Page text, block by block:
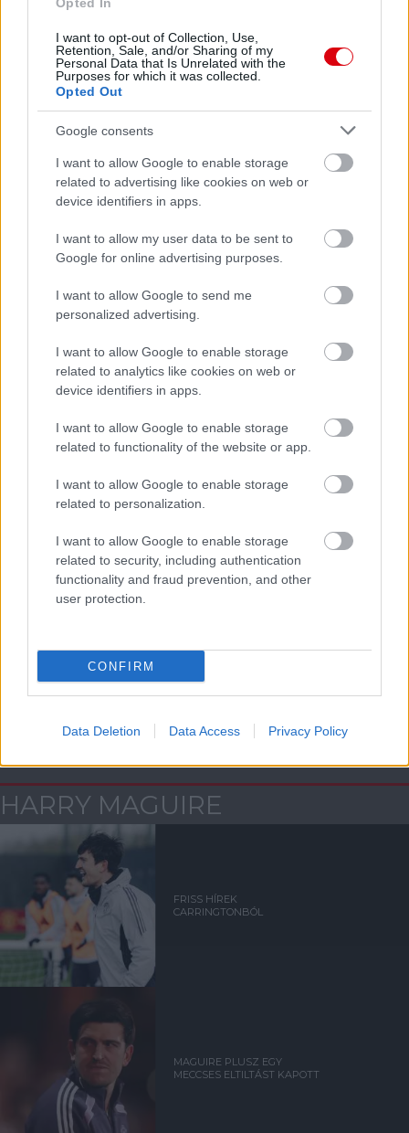
I want to opt-out of Collection, Use,
Retention, Sale, and/or Sharing of my
Personal Data that Is Unrelated with the
Purposes for which it was collected.
Opted Out
Google consents
I want to allow Google to enable storage
related to advertising like cookies on web or
device identifiers in apps.
I want to allow my user data to be sent to
Google for online advertising purposes.
I want to allow Google to send me
personalized advertising.
I want to allow Google to enable storage
related to analytics like cookies on web or
device identifiers in apps.
I want to allow Google to enable storage
related to functionality of the website or app.
I want to allow Google to enable storage
related to personalization.
I want to allow Google to enable storage
related to security, including authentication
functionality and fraud prevention, and other
user protection.
CONFIRM
Data Deletion Data Access Privacy Policy
Meccs Center
Paris Saint-Germainvs
Felkészülési szezon 4. mérkőzés
2026-08-08 17:00
Leeds UnitedvsManchester United
Támogasd adományoddal
a ManUtdFanatics.hu működését!
HARRY MAGUIRE
FRISS HÍREK
CARRINGTONBÓL
MAGUIRE PLUSZ EGY
MECCSES ELTILTÁST KAPOTT